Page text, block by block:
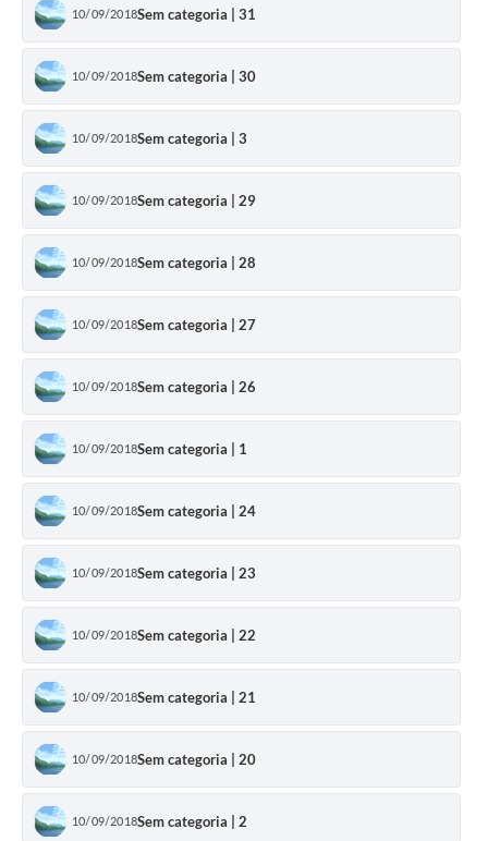
10/09/2018Sem categoria | 31
10/09/2018Sem categoria | 30
10/09/2018Sem categoria | 3
10/09/2018Sem categoria | 29
10/09/2018Sem categoria | 28
10/09/2018Sem categoria | 27
10/09/2018Sem categoria | 26
10/09/2018Sem categoria | 1
10/09/2018Sem categoria | 24
10/09/2018Sem categoria | 23
10/09/2018Sem categoria | 22
10/09/2018Sem categoria | 21
10/09/2018Sem categoria | 20
10/09/2018Sem categoria | 2